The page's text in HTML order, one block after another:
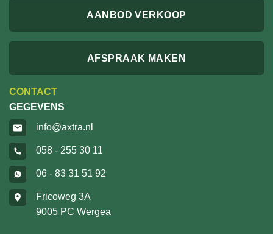
AANBOD VERKOOP
AFSPRAAK MAKEN
CONTACT
GEGEVENS
info@axtra.nl
058 - 255 30 11
06 - 83 31 51 92
Fricoweg 3A
9005 PC Wergea